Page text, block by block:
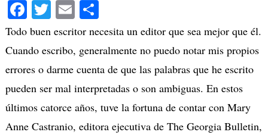
Facebook
Twitter
EmailCompartir
Todo buen escritor necesita un editor que sea mejor que él.
Cuando escribo, generalmente no puedo notar mis propios
errores o darme cuenta de que las palabras que he escrito
pueden ser mal interpretadas o son ambiguas. En estos
últimos catorce años, tuve la fortuna de contar con Mary
Anne Castranio, editora ejecutiva de The Georgia Bulletin,